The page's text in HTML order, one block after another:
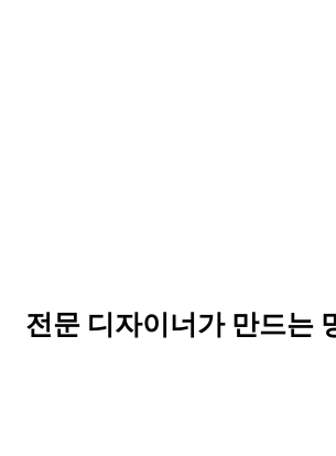
전문 디자이너가 만드는